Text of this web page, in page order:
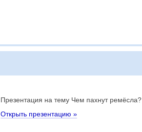
Презентация на тему Чем пахнут ремёсла?
Открыть презентацию »